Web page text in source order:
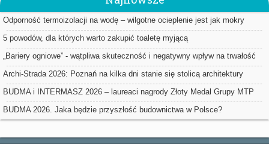
Odporność termoizolacji na wodę – wilgotne ocieplenie jest jak mokry
sweter
5 powodów, dla których warto zakupić toaletę myjącą
„Bariery ogniowe” - wątpliwa skuteczność i negatywny wpływ na trwałość
ociepleń
Archi-Strada 2026: Poznań na kilka dni stanie się stolicą architektury
BUDMA i INTERMASZ 2026 – laureaci nagrody Złoty Medal Grupy MTP
BUDMA 2026. Jaka będzie przyszłość budownictwa w Polsce?